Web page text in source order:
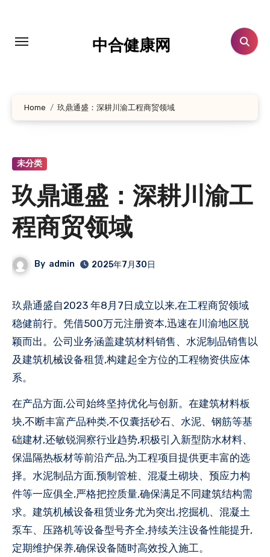
中合健康网
Home 玖鼎通盛：深耕川渝工程商贸领域
未分类
玖鼎通盛：深耕川渝工
程商贸领域
By admin 2025年7月30日
玖鼎通盛自2023 年8月7日成立以来,在工程商贸领域
稳健前行。凭借500万元注册资本,迅速在川渝地区脱
颖而出。公司业务涵盖建筑材料销售、水泥制品销售以
及建筑机械设备租赁,构建起全方位的工程物资供应体
系。
在产品方面,公司始终坚持优化与创新。在建筑材料板
块,不断丰富产品种类,不仅囊括砂石、水泥、钢筋等基
础建材,还敏锐洞察行业趋势,积极引入新型防水材料、
保温隔热板材等前沿产品,为工程项目提供更丰富的选
择。水泥制品方面,预制管桩、混凝土砌块、预应力构
件等一应俱全,严格把控质量,确保满足不同建筑结构需
求。建筑机械设备租赁业务尤为突出,挖掘机、混凝土
泵车、压路机等设备型号齐全,持续关注设备性能提升,
定期维护保养,确保设备随时高效投入施工。